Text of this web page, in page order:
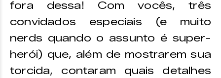
fora dessa! Com vocês, três
convidados especiais (e muito
nerds quando o assunto é super-
herói) que, além de mostrarem sua
torcida, contaram quais detalhes